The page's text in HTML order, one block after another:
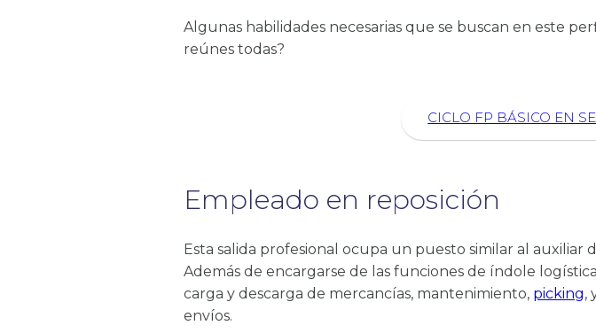
Algunas habilidades necesarias que se buscan en este
reúnes todas?
CICLO FP BÁSICO EN
Empleado en reposición
Esta salida profesional ocupa un puesto similar al
Además de encargarse de las funciones de índole
carga y descarga de mercancías, mantenimiento, picking,
envíos.